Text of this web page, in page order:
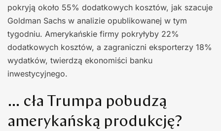
pokryją około 55% dodatkowych kosztów, jak szacuje
Goldman Sachs w analizie opublikowanej w tym
tygodniu. Amerykańskie firmy pokryłyby 22%
dodatkowych kosztów, a zagraniczni eksporterzy 18%
wydatków, twierdzą ekonomiści banku
inwestycyjnego.
… cła Trumpa pobudzą
amerykańską produkcję?